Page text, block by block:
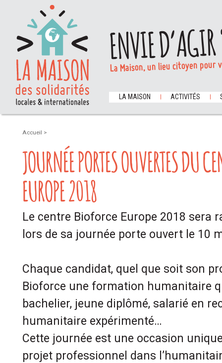
ENVIE
La Maison, un lieu citoyen
LA MAISON ACTIVITÉS
Accueil >
JOURNÉE PORTES OUVERTES DU
EUROPE 2018
Le centre Bioforce Europe 2018 sera
lors de sa journée porte ouvert le 10
Chaque candidat, quel que soit son
Bioforce une formation humanitaire
bachelier, jeune diplômé, salarié en
humanitaire expérimenté…
Cette journée est une occasion
projet professionnel dans